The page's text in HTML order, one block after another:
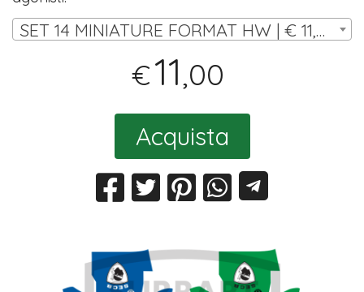
SET 14 MINIATURE FORMAT HW | € 11,00
€11,00
Acquista